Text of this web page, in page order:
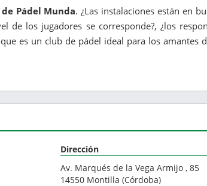
Pádel Munda. ¿Las instalaciones están en
de los jugadores se corresponde?, ¿los
es un club de pádel ideal para los amantes
Dirección
Av. Marqués de la Vega Armijo , 85
14550 Montilla (Córdoba)